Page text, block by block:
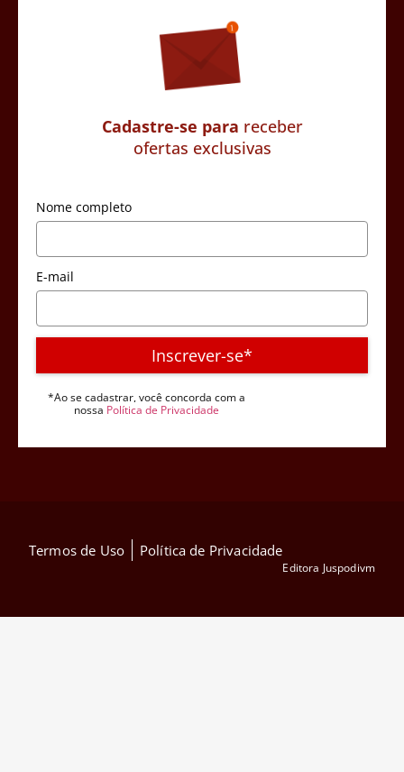
Cadastre-se para receber
ofertas exclusivas
Nome completo
E-mail
Inscrever-se*
*Ao se cadastrar, você concorda com a
nossa Política de Privacidade
Termos de Uso Política de Privacidade
Editora Juspodivm